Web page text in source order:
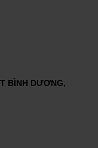
BÌNH DƯƠNG,